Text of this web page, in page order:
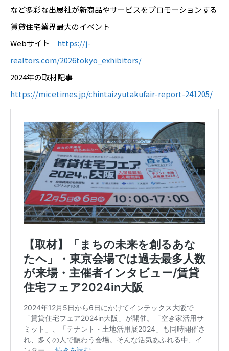
など多彩な出展社が新商品やサービスをプロモーションする
賃貸住宅業界最大のイベント
Webサイト https://j-
realtors.com/2026tokyo_exhibitors/
2024年の取材記事
https://micetimes.jp/chintaizyutakufair-report-241205/